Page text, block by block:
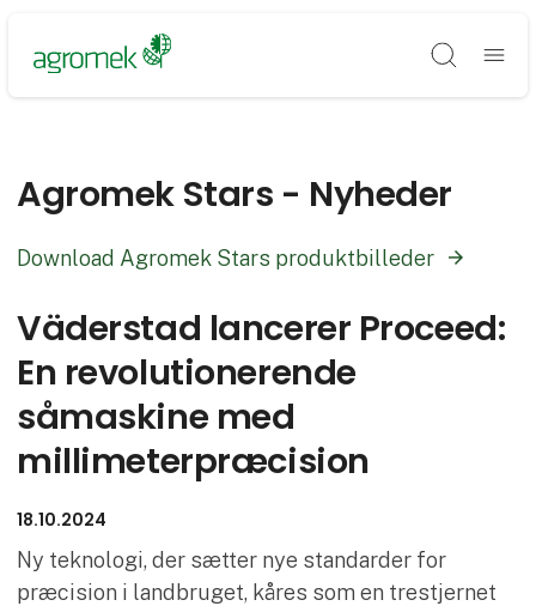
Søg
Agromek Stars - Nyheder
Download Agromek Stars produktbilleder
Väderstad lancerer Proceed:
En revolutionerende
såmaskine med
millimeterpræcision
18.10.2024
Ny teknologi, der sætter nye standarder for
præcision i landbruget, kåres som en trestjernet